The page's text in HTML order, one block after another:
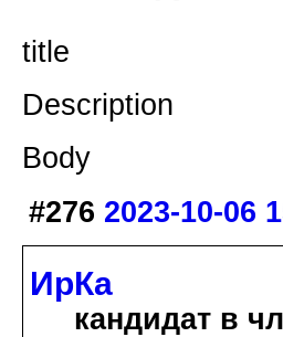
title
Description
Body
#276 2023-10-06
ИрКа
кандидат в